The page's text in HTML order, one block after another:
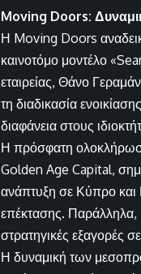
Moving Doors:
Η Moving Doors
καινοτόμο μοντέλο
εταιρείας, Θάνο
τη διαδικασία
διαφάνεια στους
Η πρόσφατη
Golden Age Capital,
ανάπτυξη σε Κύπρο και
επέκτασης. Παράλληλα,
στρατηγικές εξαγορές
Η δυναμική των